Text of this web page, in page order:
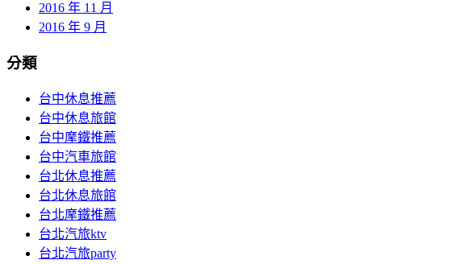
2016 年 11 月
2016 年 9 月
分類
台中休息推薦
台中休息旅館
台中摩鐵推薦
台中汽車旅館
台北休息推薦
台北休息旅館
台北摩鐵推薦
台北汽旅ktv
台北汽旅party